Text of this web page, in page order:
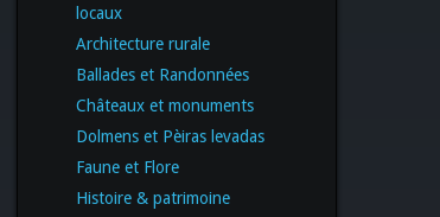
locaux
Architecture rurale
Ballades et Randonnées
Châteaux et monuments
Dolmens et Pèiras levadas
Faune et Flore
Histoire & patrimoine